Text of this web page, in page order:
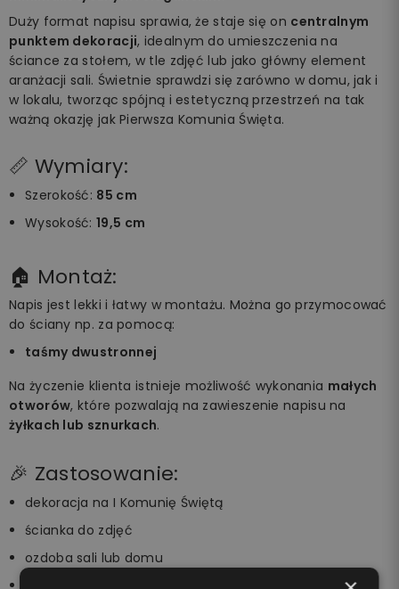
Duży format napisu sprawia, że staje się on centralnym
punktem dekoracji, idealnym do umieszczenia na
ściance za stołem, w tle zdjęć lub jako główny element
aranżacji sali. Świetnie sprawdzi się zarówno w domu, jak i
w lokalu, tworząc spójną i estetyczną przestrzeń na tak
ważną okazję jak Pierwsza Komunia Święta.
📏 Wymiary:
Szerokość: 85 cm
Wysokość: 19,5 cm
🏠 Montaż:
Napis jest lekki i łatwy w montażu. Można go przymocować
do ściany np. za pomocą:
taśmy dwustronnej
Na życzenie klienta istnieje możliwość wykonania małych
otworów, które pozwalają na zawieszenie napisu na
żyłkach lub sznurkach.
🎉 Zastosowanie:
dekoracja na I Komunię Świętą
ścianka do zdjęć
ozdoba sali lub domu